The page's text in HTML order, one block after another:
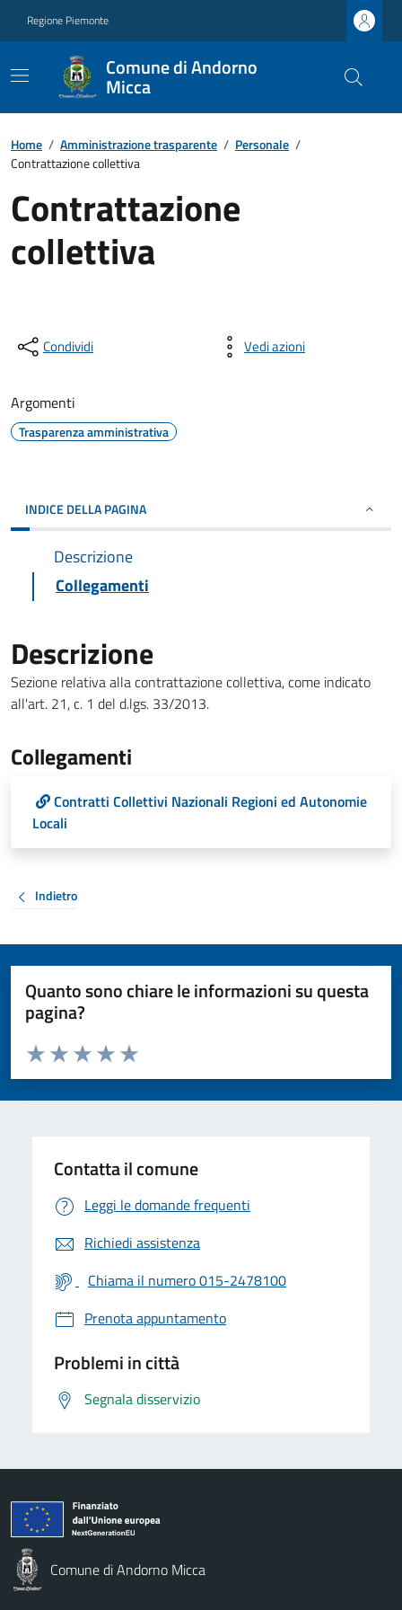
Regione Piemonte
Comune di Andorno
Micca
Home / Amministrazione trasparente / Personale /
Contrattazione collettiva
Contrattazione
collettiva
Condividi Vedi azioni
Argomenti
Trasparenza amministrativa
INDICE DELLA PAGINA
Descrizione
Collegamenti
Descrizione
Sezione relativa alla contrattazione collettiva, come indicato
all'art. 21, c. 1 del d.lgs. 33/2013.
Collegamenti
Contratti Collettivi Nazionali Regioni ed Autonomie
Locali
Indietro
Quanto sono chiare le informazioni su questa
pagina?
Valuta da 1 a 5 stelle la pagina
Valuta 5 stelle su 5
Valuta 4 stelle su 5
Valuta 3 stelle su 5
Valuta 2 stelle su 5
Valuta 1 stelle su 5
Contatta il comune
Leggi le domande frequenti
Richiedi assistenza
Chiama il numero 015-2478100
Prenota appuntamento
Problemi in città
Segnala disservizio
Comune di Andorno Micca